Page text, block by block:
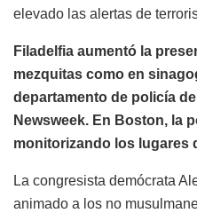
elevado las alertas de
Filadelfia aumentó la
mezquitas como en
departamento de policía
Newsweek. En Boston, la
monitorizando los lugares
La congresista demócrata
animado a los no